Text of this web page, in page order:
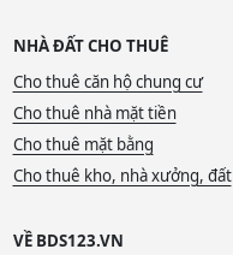
NHÀ ĐẤT CHO THUÊ
Cho thuê căn hộ chung cư
Cho thuê nhà mặt tiền
Cho thuê mặt bằng
Cho thuê kho, nhà xưởng, đất
VỀ BDS123.VN